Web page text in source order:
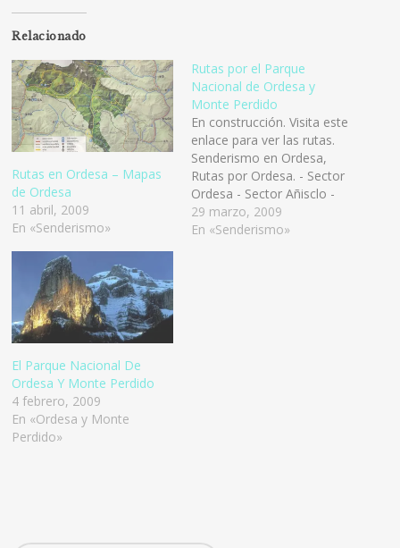
Relacionado
Rutas en Ordesa – Mapas
de Ordesa
11 abril, 2009
En «Senderismo»
Rutas por el Parque
Nacional de Ordesa y
Monte Perdido
En construcción. Visita este
enlace para ver las rutas.
Senderismo en Ordesa,
Rutas por Ordesa. - Sector
Ordesa - Sector Añisclo -
Sector Pineta - Sector
Escuaín
29 marzo, 2009
En «Senderismo»
El Parque Nacional De
Ordesa Y Monte Perdido
4 febrero, 2009
En «Ordesa y Monte
Perdido»